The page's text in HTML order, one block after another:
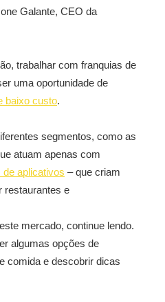
Galante, CEO da
trabalhar com franquias de
uma oportunidade de
baixo custo.
segmentos, como as
atuam apenas com
de aplicativos – que criam
restaurantes e
mercado, continue lendo.
algumas opções de
comida e descobrir dicas